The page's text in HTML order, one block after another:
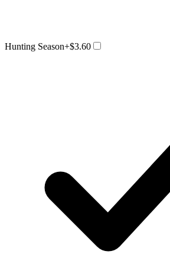
Hunting Season+$3.60